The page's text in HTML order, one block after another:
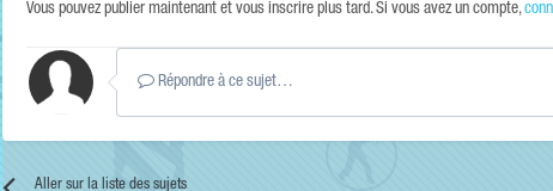
Vous pouvez publier maintenant et vous inscrire plus tard. Si vous avez un compte,
Répondre à ce sujet…
Aller sur la liste des sujets